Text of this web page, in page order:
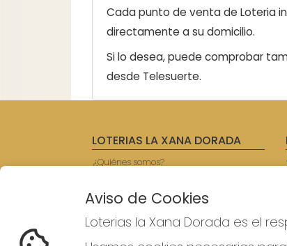
Cada punto de venta de Loteria
directamente a su domicilio.
Si lo desea, puede comprobar
desde Telesuerte.
LOTERIAS LA XANA DORADA
¿Quiénes somos?
Contacto
Empresas
Prensa
Aviso de Cookies
Loterias la Xana Dorada es el